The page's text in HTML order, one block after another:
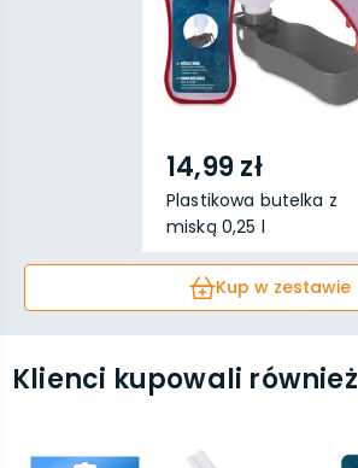
14,99 zł
Plastikowa butelka z
miską 0,25 l
Kup w zestawie
Klienci kupowali również